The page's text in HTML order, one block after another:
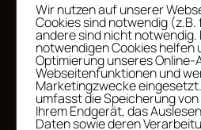
E-Mail-Adresse
Website
Name, E-Mail-Adresse
Wir nutzen auf unserer
Cookies sind notwendig
andere sind nicht notwendig.
notwendigen Cookies helfen
Optimierung unseres
Webseitenfunktionen und
Marketingzwecke
umfasst die Speicherung
Ihrem Endgerät, das
Daten sowie deren